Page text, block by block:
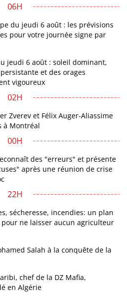
06H
du jeudi 6 août : les prévisions
pour votre journée signe par
jeudi 6 août : soleil dominant,
et des orages
vigoureux
02H
Zverev et Félix Auger-Aliassime
à Montréal
00H
des "erreurs" et présente
après une réunion de crise
22H
sécheresse, incendies: un plan
ne laisser aucun agriculteur
Salah à la conquête de la
chef de la DZ Mafia,
en Algérie